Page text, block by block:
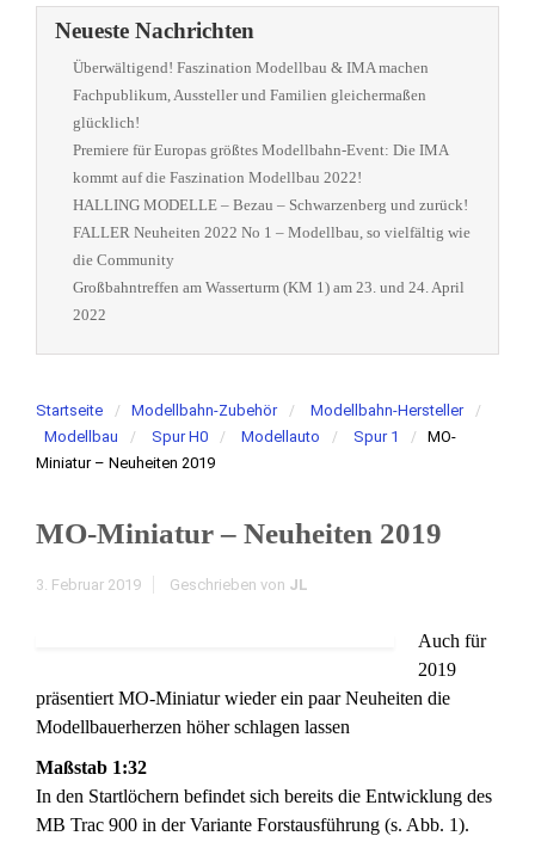
Neueste Nachrichten
Überwältigend! Faszination Modellbau & IMA machen
Fachpublikum, Aussteller und Familien gleichermaßen
glücklich!
Premiere für Europas größtes Modellbahn-Event: Die IMA
kommt auf die Faszination Modellbau 2022!
HALLING MODELLE – Bezau – Schwarzenberg und zurück!
FALLER Neuheiten 2022 No 1 – Modellbau, so vielfältig wie
die Community
Großbahntreffen am Wasserturm (KM 1) am 23. und 24. April
2022
Startseite Modellbahn-Zubehör
Modellbahn-Hersteller
Modellbau
Spur H0 Modellauto Spur 1
MO-
Miniatur – Neuheiten 2019
MO-Miniatur – Neuheiten 2019
3. Februar 2019 Geschrieben von JL
Auch für
2019
präsentiert MO-Miniatur wieder ein paar Neuheiten die
Modellbauerherzen höher schlagen lassen
Maßstab 1:32
In den Startlöchern befindet sich bereits die Entwicklung des
MB Trac 900 in der Variante Forstausführung (s. Abb. 1).